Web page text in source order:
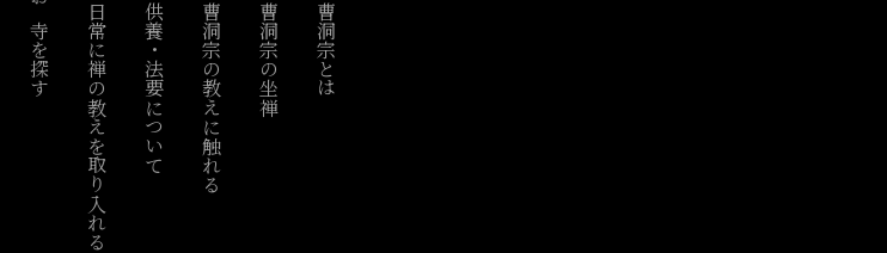
お寺を探す 日常に禅の教えを取り入れる 供養・法要について 曹洞宗の教えに触れる 曹洞宗の坐禅 曹洞宗とは